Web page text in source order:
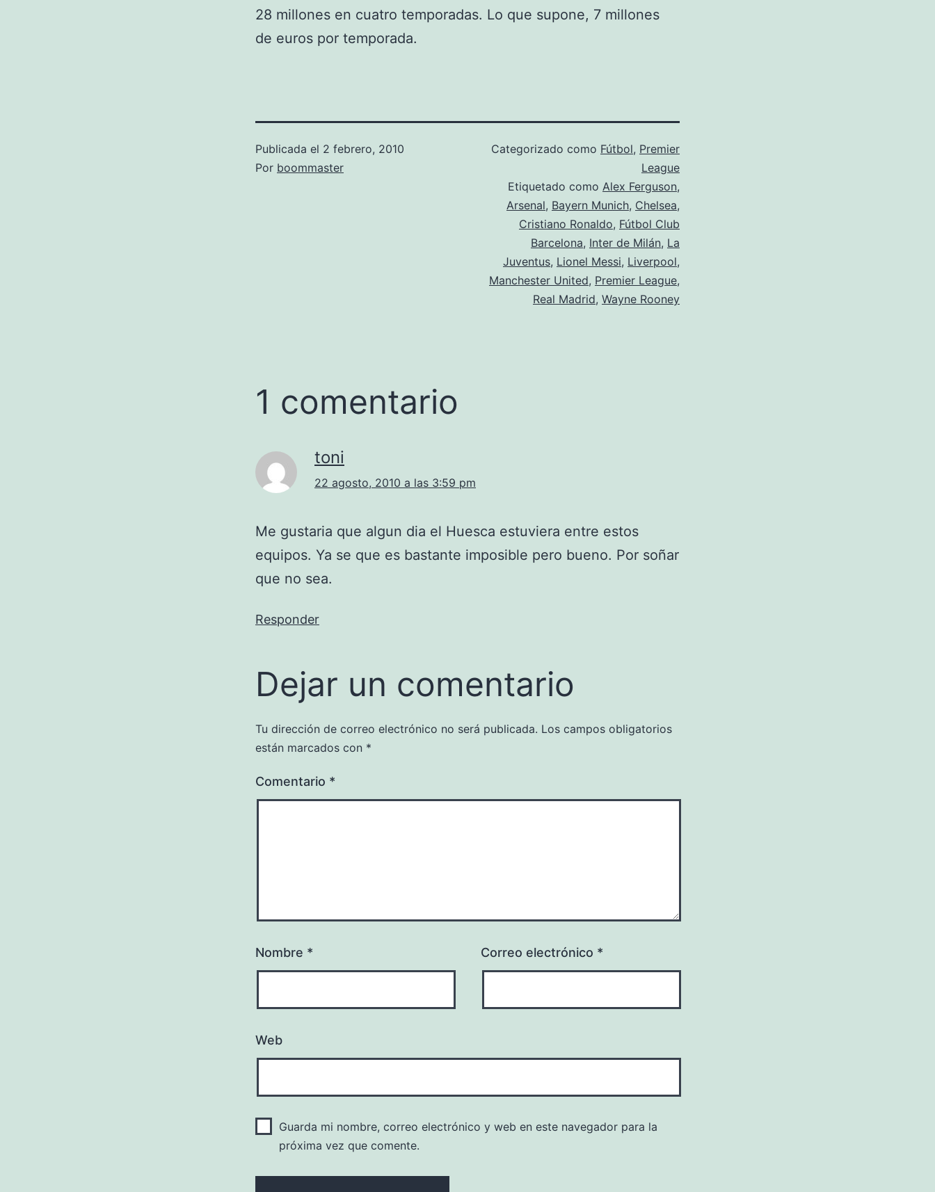
28 millones en cuatro temporadas. Lo que supone, 7 millones
de euros por temporada.
Publicada el 2 febrero, 2010
Por boommaster
Categorizado como Fútbol, Premier
League
Etiquetado como Alex Ferguson,
Arsenal, Bayern Munich, Chelsea,
Cristiano Ronaldo, Fútbol Club
Barcelona, Inter de Milán, La
Juventus, Lionel Messi, Liverpool,
Manchester United, Premier League,
Real Madrid, Wayne Rooney
1 comentario
toni
22 agosto, 2010 a las 3:59 pm
Me gustaria que algun dia el Huesca estuviera entre estos
equipos. Ya se que es bastante imposible pero bueno. Por soñar
que no sea.
Responder
Dejar un comentario
Tu dirección de correo electrónico no será publicada. Los campos obligatorios
están marcados con *
Comentario *
Nombre * Correo electrónico *
Web
Guarda mi nombre, correo electrónico y web en este navegador para la
próxima vez que comente.